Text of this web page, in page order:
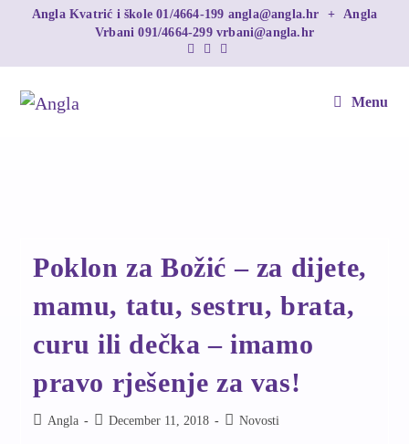
Angla Kvatrić i škole01/4664-199 angla@angla.hr +
Angla
Vrbani091/4664-299 vrbani@angla.hr
Menu
Poklon za Božić – za dijete,
mamu, tatu, sestru, brata,
curu ili dečka – imamo
pravo rješenje za vas!
Angla December 11, 2018 Novosti